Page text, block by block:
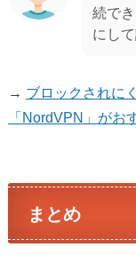
続で
にし
→ ブロックされに
「NordVPN」がお
まとめ